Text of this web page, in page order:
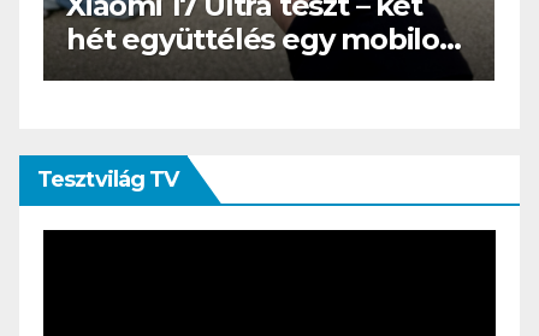
hét együttélés egy mobilos
„fényképezőgéppel”
Tesztvilág TV